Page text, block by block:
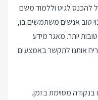
להכנס לגיט וללמוד משם
טוב אנשים משתמשים בו,
יותר. מאגר מידע
אותנו לתקשר באמצעים
מסוימת בזמן.